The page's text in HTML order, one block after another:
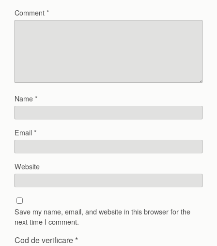
Comment*
Name*
Email*
Website
Save my name, email, and website in this browser for the
next time I comment.
Cod de verificare *